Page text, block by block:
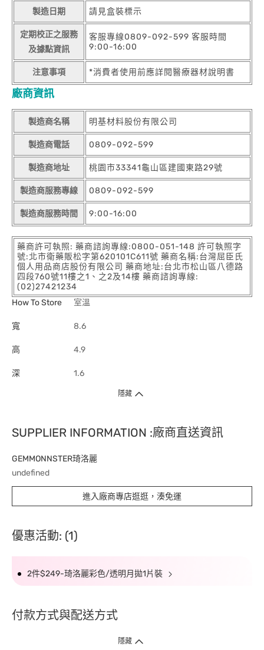
製造日期 請見盒裝標示
定期校正之服務
及據點資訊
客服專線0809-092-599 客服時間
9:00-16:00
注意事項 *消費者使用前應詳閱醫療器材說明書
廠商資訊
製造商名稱 明基材料股份有限公司
製造商電話 0809-092-599
製造商地址 桃園市33341龜山區建國東路29號
製造商服務專線 0809-092-599
製造商服務時間 9:00-16:00
藥商許可執照: 藥商諮詢專線:0800-051-148 許可執照字
號:北市衛藥販松字第620101C611號 藥商名稱:台灣屈臣氏
個人用品商店股份有限公司 藥商地址:台北市松山區八德路
四段760號11樓之1、之2及14樓 藥商諮詢專線:
(02)27421234
How To Store
室溫
寬 8.6
高 4.9
深 1.6
隱藏
SUPPLIER INFORMATION :廠商直送資訊
GEMMONNSTER琦洛麗
undefined
進入廠商專店逛逛，湊免運
優惠活動: (1)
2件$249-琦洛麗彩色/透明月拋1片裝
付款方式與配送方式
隱藏